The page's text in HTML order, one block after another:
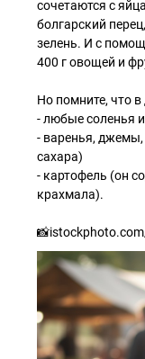
сочетаются с
болгарский
зелень. И с
400 г овощей и
Но помните, что
- любые соленья
- варенья,
сахара)
- картофель (он
крахмала).